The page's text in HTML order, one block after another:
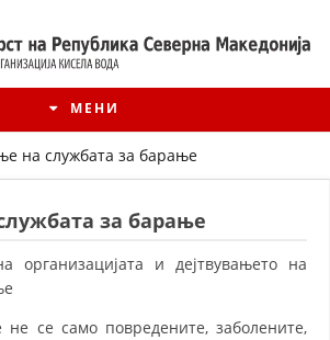
МЕНИ
на службата за барање
за барање
организацијата и дејтвувањето на
се само повредените, заболените,